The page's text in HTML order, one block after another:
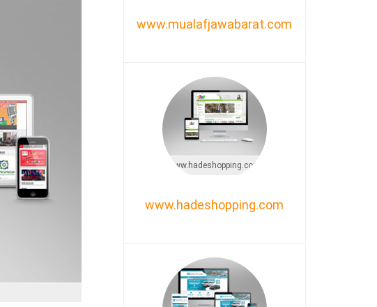
www.mualafjawabarat.com
www.hadeshopping.com
www.hadeshopping.com